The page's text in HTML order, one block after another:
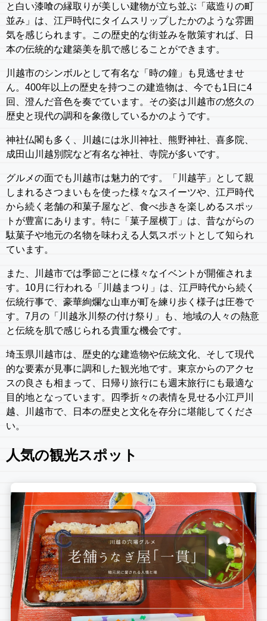
と白い漆喰の縁取りが美しい建物が立ち並ぶ「蔵造りの町
並み」は、江戸時代にタイムスリップしたかのような雰囲
気を感じられます。この歴史的な街並みを散策すれば、日
本の伝統的な建築美を肌で感じることができます。
川越市のシンボルとして有名な「時の鐘」も見逃せませ
ん。400年以上の歴史を持つこの建造物は、今でも1日に4
回、澄んだ音色を奏でています。その姿は川越市の悠久の
歴史と現代の調和を象徴しているかのようです。
神社仏閣も多く、川越には氷川神社、熊野神社、喜多院、
成田山川越別院など有名な神社、寺院が多いです。
グルメの面でも川越市は魅力的です。「川越芋」として親
しまれるさつまいもを使った様々なスイーツや、江戸時代
から続く老舗の和菓子屋など、食べ歩きを楽しめるスポッ
トが豊富にあります。特に「菓子屋横丁」は、昔ながらの
駄菓子や地元の名物を味わえる人気スポットとして知られ
ています。
また、川越市では季節ごとに様々なイベントが開催されま
す。10月に行われる「川越まつり」は、江戸時代から続く
伝統行事で、豪華絢爛な山車が町を練り歩く様子は圧巻で
す。7月の「川越氷川祭の付け祭り」も、地域の人々の熱意
と伝統を肌で感じられる貴重な機会です。
埼玉県川越市は、歴史的な建造物や伝統文化、そして現代
的な要素が見事に調和した観光地です。東京からのアクセ
スの良さも相まって、日帰り旅行にも週末旅行にも最適な
目的地となっています。四季折々の表情を見せる小江戸川
越、川越市で、日本の歴史と文化を存分に堪能してくださ
い。
人気の観光スポット